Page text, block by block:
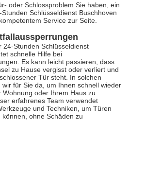
oder Schlossproblem Sie haben, ein
Schlüsseldienst Buschhoven
Service zur Seite.
24-Stunden Schlüsseldienst
schnelle Hilfe bei
Es kann leicht passieren, dass
zu Hause vergisst oder verliert und
Tür steht. In solchen
wir für Sie da, um Ihnen schnell wieder
Wohnung oder Ihrem Haus zu
erfahrenes Team verwendet
und Techniken, um Türen
ohne Schäden zu